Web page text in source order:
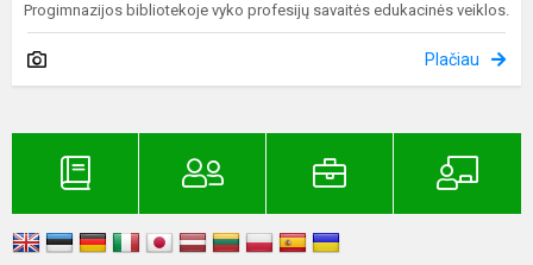
Progimnazijos bibliotekoje vyko profesijų savaitės edukacinės veiklos.
Plačiau